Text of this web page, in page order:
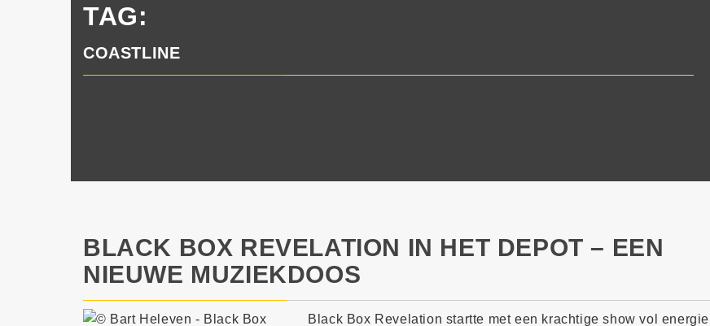
TAG:
COASTLINE
BLACK BOX REVELATION IN HET DEPOT – EEN
NIEUWE MUZIEKDOOS
Black Box Revelation startte met een krachtige show vol energie